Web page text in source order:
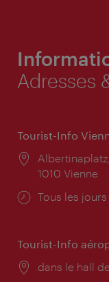
Adresses
Tourist-Info
Lieu:
1010 Vienne
Horaires
Tous les jours
Tourist-Info
Lieu:
dans le hall